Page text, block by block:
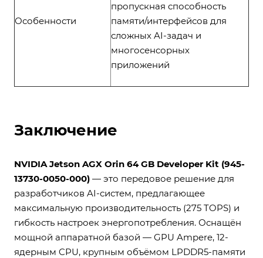
Особенности
пропускная способность
памяти/интерфейсов для
сложных AI-задач и
многосенсорных
приложений
Заключение
NVIDIA Jetson AGX Orin 64 GB Developer Kit (945-
13730-0050-000) — это передовое решение для
разработчиков AI-систем, предлагающее
максимальную производительность (275 TOPS) и
гибкость настроек энергопотребления. Оснащён
мощной аппаратной базой — GPU Ampere, 12-
ядерным CPU, крупным объёмом LPDDR5-памяти